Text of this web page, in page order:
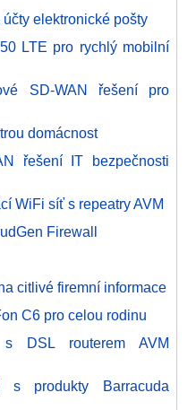
elektronické pošty
LTE pro rychlý mobilní
SD-WAN řešení pro
domácnost
řešení IT bezpečnosti
WiFi síť s repeatry AVM
Firewall
citlivé firemní informace
C6 pro celou rodinu
DSL routerem AVM
produkty Barracuda